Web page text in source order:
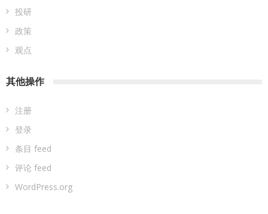
投研
政策
观点
其他操作
注册
登录
条目 feed
评论 feed
WordPress.org